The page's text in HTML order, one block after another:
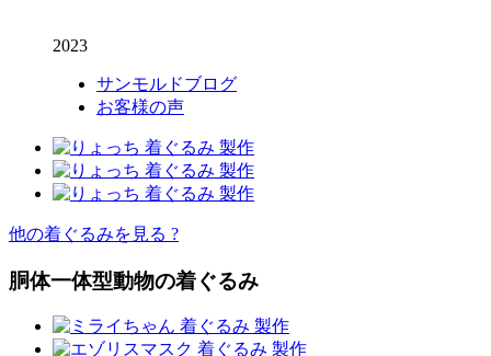
2023
サンモルドブログ
お客様の声
他の着ぐるみを見る ?
胴体一体型動物の着ぐるみ